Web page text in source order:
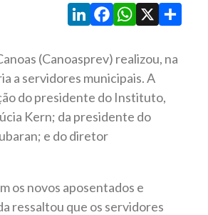
LinkedIn
Facebook
WhatsApp
X Share
(Canoasprev) realizou, na
a servidores municipais. A
do presidente do Instituto,
Kern; da presidente do
e do diretor
os novos aposentados e
ressaltou que os servidores